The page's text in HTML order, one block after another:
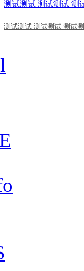
测试测试 测试测试 测试